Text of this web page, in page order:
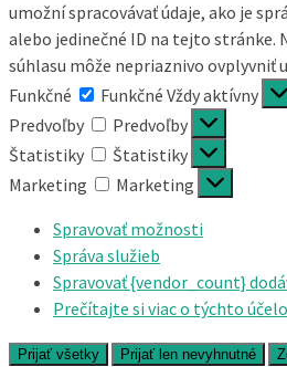
umožní spracovávať údaje, ako je
alebo jedinečné ID na tejto stránke.
súhlasu môže nepriaznivo ovplyvniť
Funkčné
Funkčné Vždy aktívny
Predvoľby
Predvoľby
Štatistiky
Štatistiky
Marketing
Marketing
Spravovať možnosti
Správa služieb
Spravovať {vendor_count}
Prečítajte si viac o týchto
Prijať všetky Prijať len nevyhnutné